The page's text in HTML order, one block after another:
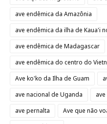
ave endêmica da Amazônia
ave endêmica da ilha de Kaua'i
ave endêmica de Madagascar
ave endêmica do centro do
Ave ko'ko da Ilha de Guam
ave nacional de Uganda
ave pernalta
Ave que não